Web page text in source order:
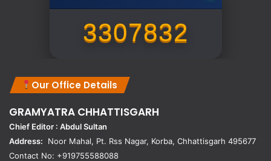
3307832
Our Office Details
GRAMYATRA CHHATTISGARH
Chief Editor : Abdul Sultan
Address: Noor Mahal, Pt. Rss Nagar, Korba, Chhattisgarh 495677
Contact No: +919755588088